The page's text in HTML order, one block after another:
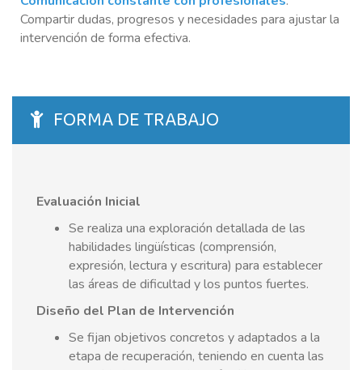
Compartir dudas, progresos y necesidades para ajustar la
intervención de forma efectiva.
FORMA DE TRABAJO
Evaluación Inicial
Se realiza una exploración detallada de las
habilidades lingüísticas (comprensión,
expresión, lectura y escritura) para establecer
las áreas de dificultad y los puntos fuertes.
Diseño del Plan de Intervención
Se fijan objetivos concretos y adaptados a la
etapa de recuperación, teniendo en cuenta las